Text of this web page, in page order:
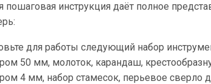
пошаговая инструкция даёт полное
для работы следующий набор
50 мм, молоток, карандаш,
4 мм, набор стамесок, перьевое сверло